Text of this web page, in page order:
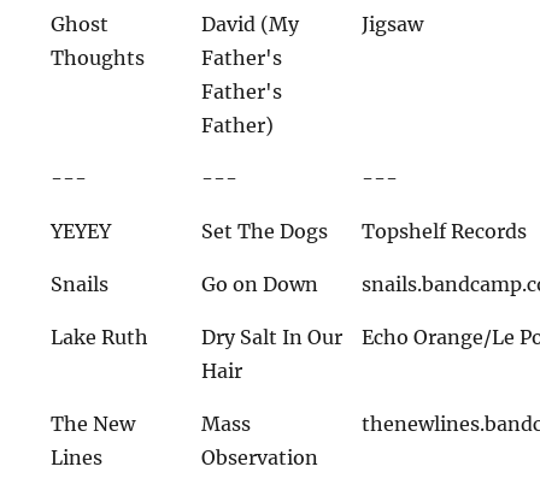
Ghost
Thoughts
David (My
Father's
Father's
Father)
Jigsaw
--- --- ---
YEYEY Set The Dogs Topshelf Records
Snails Go on Down
Lake Ruth
Dry Salt In Our
Hair
Echo Orange/Le
The New
Lines
Mass
Observation